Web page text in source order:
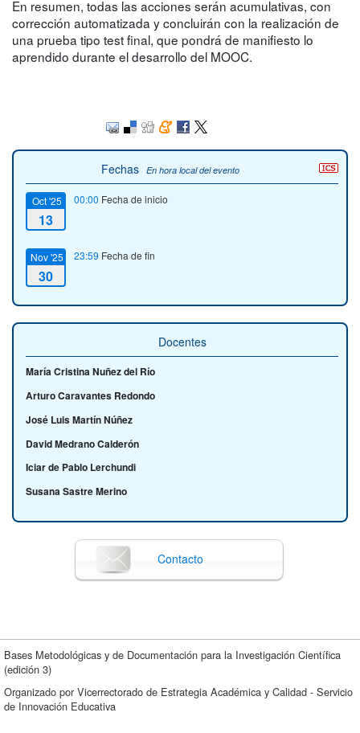
En resumen, todas las acciones serán acumulativas, con
corrección automatizada y concluirán con la realización de
una prueba tipo test final, que pondrá de manifiesto lo
aprendido durante el desarrollo del MOOC.
Fechas En hora local del evento
Oct '25
13
00:00 Fecha de inicio
Nov '25
30
23:59 Fecha de fin
Docentes
María Cristina Nuñez del Río
Arturo Caravantes Redondo
José Luis Martín Núñez
David Medrano Calderón
Iciar de Pablo Lerchundi
Susana Sastre Merino
Contacto
Bases Metodológicas y de Documentación para la Investigación Científica
(edición 3)
Organizado por Vicerrectorado de Estrategia Académica y Calidad - Servicio
de Innovación Educativa